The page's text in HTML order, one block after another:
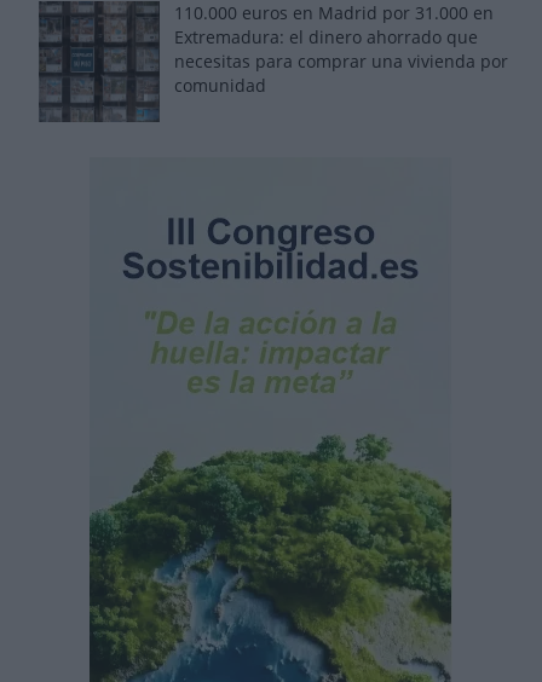
110.000 euros en Madrid por 31.000 en
Extremadura: el dinero ahorrado que
necesitas para comprar una vivienda por
comunidad